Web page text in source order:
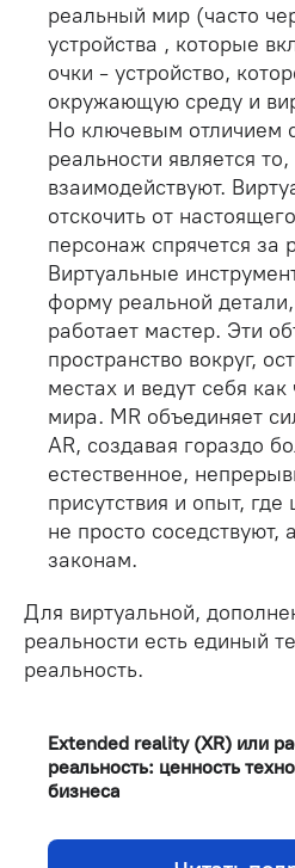
реальный мир (часто
устройства , которые
очки - устройство,
окружающую среду и
Но ключевым отличием
реальности является
взаимодействуют.
отскочить от
персонаж спрячется за
Виртуальные
форму реальной
работает мастер. Эти
пространство вокруг,
местах и ведут себя как
мира. MR объединяет
AR, создавая гораздо
естественное,
присутствия и опыт,
не просто соседствуют,
законам.
Для виртуальной,
реальности есть единый
реальность.
Extended reality (XR) или
реальность: ценность
бизнеса